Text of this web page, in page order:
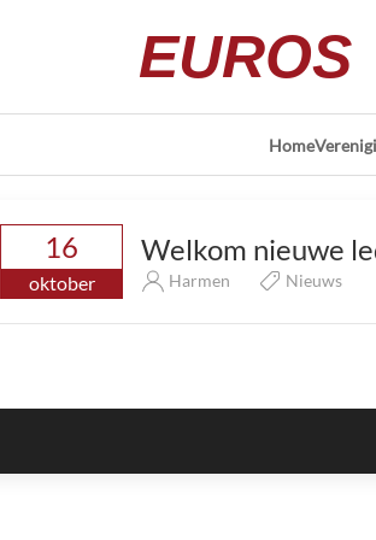
EUROS
Home
16
oktober
Welkom nieuwe
Harmen Nieuws